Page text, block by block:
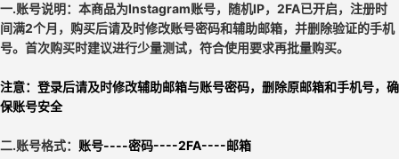
一.账号说明：本商品为Instagram账号， 随机IP， 2FA已开启，注册时
间满2个月，购买后请及时修改账号密码和辅助邮箱，并删除验证的手机
号。 首次购买时建议进行少量测试，符合使用要求再批量购买。
注意： 登录后请及时修改辅助邮箱与账号密码，删除原邮箱和手机号，确
保账号安全
二.账号格式： 账号----密码----2FA----邮箱